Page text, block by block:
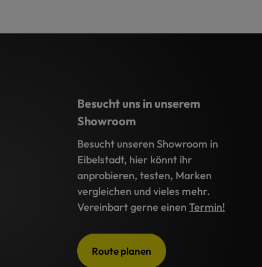
Besucht uns in unserem
Showroom
Besucht unseren Showroom in
Eibelstadt, hier könnt ihr
anprobieren, testen, Marken
vergleichen und vieles mehr.
Vereinbart gerne einen Termin!
Route planen